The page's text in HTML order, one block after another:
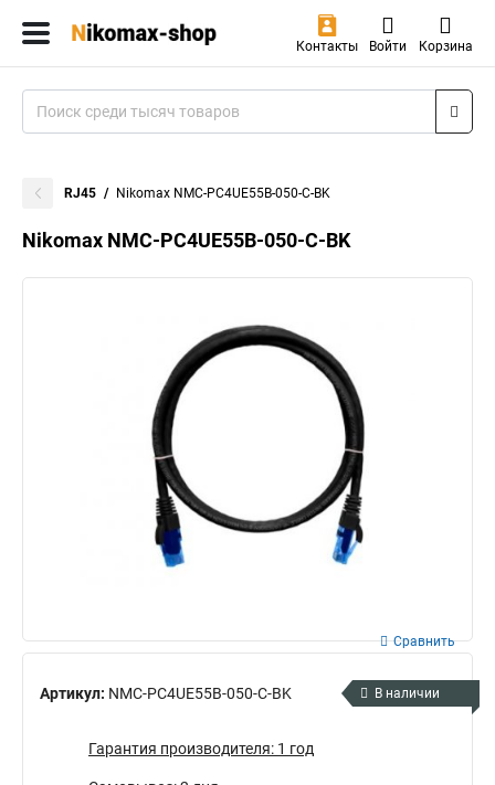
Контакты Войти Корзина
RJ45 Nikomax NMC-PC4UE55B-050-C-BK
Nikomax NMC-PC4UE55B-050-C-BK
Артикул: NMC-PC4UE55B-050-C-BK
Сравнить
В наличии
Гарантия производителя: 1 год